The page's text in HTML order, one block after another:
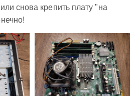
снова крепить плату "на